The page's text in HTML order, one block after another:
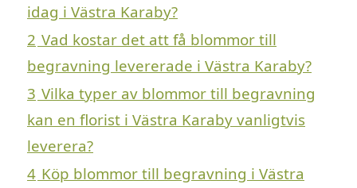
idag i Västra Karaby?
2 Vad kostar det att få blommor till
begravning levererade i Västra Karaby?
3 Vilka typer av blommor till begravning
kan en florist i Västra Karaby vanligtvis
leverera?
4 Köp blommor till begravning i Västra